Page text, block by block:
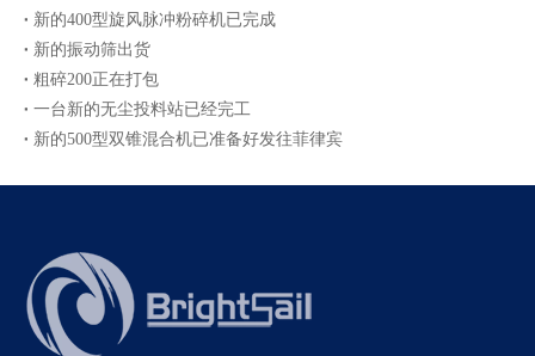
新的400型旋风脉冲粉碎机已完成
新的振动筛出货
粗碎200正在打包
一台新的无尘投料站已经完工
新的500型双锥混合机已准备好发往菲律宾
单层茶叶包装机已经完成，即将发货